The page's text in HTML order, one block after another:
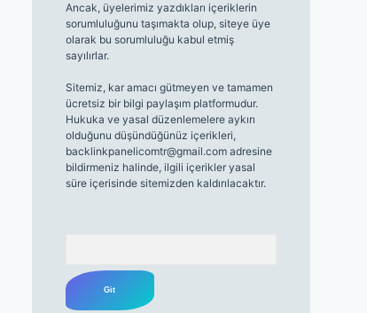
Ancak, üyelerimiz yazdıkları içeriklerin
sorumluluğunu taşımakta olup, siteye üye
olarak bu sorumluluğu kabul etmiş
sayılırlar.
Sitemiz, kar amacı gütmeyen ve tamamen
ücretsiz bir bilgi paylaşım platformudur.
Hukuka ve yasal düzenlemelere aykırı
olduğunu düşündüğünüz içerikleri,
backlinkpanelicomtr@gmail.comadresine
bildirmeniz halinde, ilgili içerikler yasal
süre içerisinde sitemizden kaldırılacaktır.